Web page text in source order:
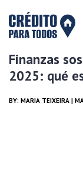
Finanzas
2025: qué
BY: MARIA TEIXEIRA |